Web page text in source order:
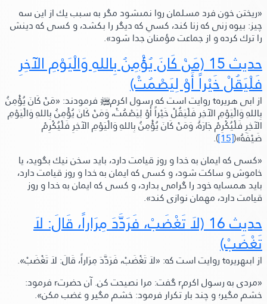
«ريختن خون فرد مسلمان روا نمىشود مگر به سبب يك از اين سه
چيز: بيوه زنى كه زنا كند، كسي كه ديگر را بكشد، و كسى كه دينش
را ترك كرده و از جماعت مؤمنان جدا شود».
حديث 15 (مَنْ كَانَ يُؤْمِنُ بِاللهِ وَالْيَوْمِ الآخِرِ
فَلْيَقُلْ خَيْراً أَوْ لِيَصْمُتْ)
از ابى هريرهtروايت است كه رسول اكرمﷺ‬فرمودند: «مَنْ كَانَ يُؤْمِنُ
بِاللهِ وَالْيَوْمِ الآخِرِ فَلْيَقُلْ خَيْراً أَوْ لِيَصْمُتْ، وَمَنْ كَانَ يُؤْمِنُ بِاللهِ وَالْيَوْمِ
الآخِرِ فَلْيُكْرِمْ جَارَهُ، وَمَنْ كَانَ يُؤْمِنُ بِاللهِ وَالْيَوْمِ الآخِرِ فَلْيُكْرِمْ
ضَيْفَهُ»(
[15]
).
«كسى كه ايمان به خدا و روز قيامت دارد، بايد سخن نيك بگويد، يا
خاموش و ساكت شود، و كسى كه ايمان به خدا و روز قيامت دارد،
بايد همسايه خود را گرامى بدارد، و كسى كه ايمان به خدا و روز
قيامت دارد، مهمان نوازى كند».
حديث 16 (لاَ تَغْضَبْ، فَرَدَّدَ مِرَاراً،قَالَ:لاَ
تَغْضَبْ)
از ابىهريرهtروايت است كه: «لاَ تَغْضَبْ، فَرَدَّدَ مِرَاراً،قَالَ:لاَ تَغْضَبْ».
«مردى به رسول اكرمr گفت: مرا نصیحت کن.
آن حضرتr فرمود:
خشم مگير؛و چند بار تكرار فرمود:خشم مگير و غضب مكن».